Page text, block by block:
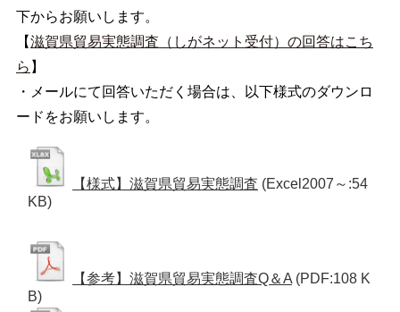
下からお願いします。
【滋賀県貿易実態調査（しがネット受付）の回答はこち
ら 】
・メールにて回答いただく場合は、以下様式のダウンロ
ードをお願いします。
【様式】滋賀県貿易実態調査 (Excel2007～:54
KB)
【参考】滋賀県貿易実態調査Q＆A (PDF:108 K
B)